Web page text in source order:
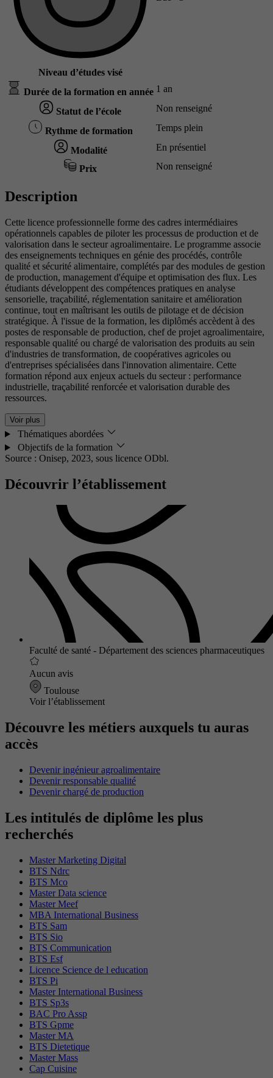
Niveau d’études visé
Durée de la formation en année 1 an
Statut de l’école Non renseigné
Rythme de formation Temps plein
Modalité En présentiel
Prix Non renseigné
Description
Cette licence professionnelle forme des cadres intermédiaires
opérationnels capables de piloter les processus de production et de
valorisation dans le secteur agroalimentaire. Le programme associe
des enseignements techniques en génie des procédés, contrôle
qualité et sécurité alimentaire, complétés par des modules de gestion
de production, management d'équipe et optimisation des flux. Les
étudiants développent des compétences pratiques en analyse
sensorielle, traçabilité, réglementation sanitaire et amélioration
continue, tout en maîtrisant les outils de pilotage et de décision
stratégique. À l'issue de la formation, les diplômés accèdent à des
postes de responsable de production, chef de projet agroalimentaire,
responsable qualité ou chargé de valorisation des produits au sein
d'industries de transformation, de coopératives agricoles ou
d'entreprises spécialisées dans l'innovation alimentaire. Cette
formation répond aux enjeux actuels du secteur : performance
industrielle, traçabilité renforcée et valorisation durable des
ressources.
Voir plus
Thématiques abordées
Objectifs de la formation
Source : Onisep, 2023, sous licence ODbl.
Découvrir l’établissement
Faculté de santé - Département des sciences pharmaceutiques
Aucun avis
Toulouse
Voir l’établissement
Découvre les métiers auxquels tu auras
accès
Devenir ingénieur agroalimentaire
Devenir responsable qualité
Devenir chargé de production
Les intitulés de diplôme les plus
recherchés
Master Marketing Digital
BTS Ndrc
BTS Mco
Master Data science
Master Meef
MBA International Business
BTS Sam
BTS Sio
BTS Communication
BTS Esf
Licence Science de l education
BTS Pi
Master International Business
BTS Sp3s
BAC Pro Assp
BTS Gpme
Master MA
BTS Dietetique
Master Mass
Cap Cuisine